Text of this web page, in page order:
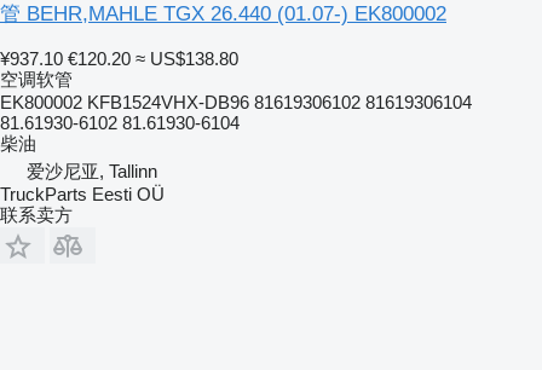
管 BEHR,MAHLE TGX 26.440 (01.07-) EK800002
¥937.10 €120.20 ≈ US$138.80
空调软管
EK800002 KFB1524VHX-DB96 81619306102 81619306104
81.61930-6102 81.61930-6104
柴油
爱沙尼亚, Tallinn
TruckParts Eesti OÜ
联系卖方